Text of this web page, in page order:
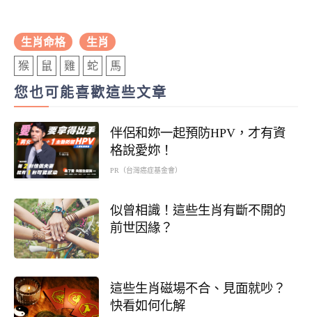
生肖命格 生肖
猴 鼠 雞 蛇 馬
您也可能喜歡這些文章
伴侶和妳一起預防HPV，才有資
格說愛妳！
PR（台灣癌症基金會）
似曾相識！這些生肖有斷不開的
前世因緣？
這些生肖磁場不合、見面就吵？
快看如何化解